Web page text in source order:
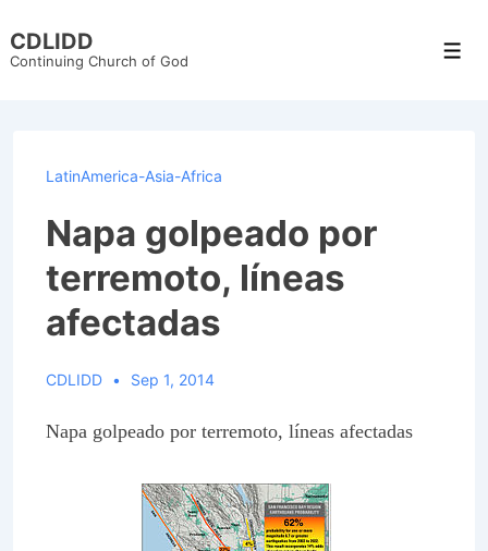
Skip
CDLIDD
Continuing Church of God
LatinAmerica-Asia-Africa
Napa golpeado por
terremoto, líneas
afectadas
CDLIDD Sep 1, 2014
Napa golpeado por terremoto, líneas afectadas